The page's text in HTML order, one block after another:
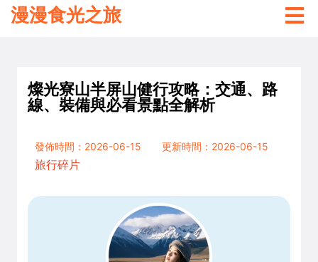
漫漫食光之旅
燦光寮山半屏山健行攻略：交通、路
線、裝備與必看景點全解析
發佈時間：2026-06-15
更新時間：2026-06-15
旅行碎片